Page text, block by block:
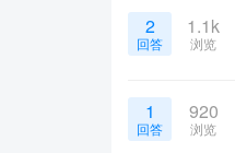
2
回答
1.1k
浏览
1
回答
920
浏览